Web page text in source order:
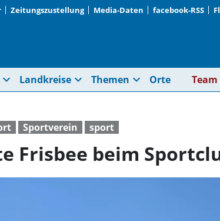
Zeitungszustellung Media-Daten facebook-RSS
expand_more Landkreise expand_more Themen expand_more Orte
Sportverein sport
Frisbee beim